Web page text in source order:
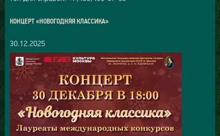
КОНЦЕРТ «НОВОГОДНЯЯ КЛАССИКА»
30.12.2025